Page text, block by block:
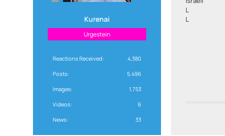
Kurenai
Urgestein
Reactions Received 4,380
Posts 5,496
Images 1,753
Videos 6
News 33
L
L